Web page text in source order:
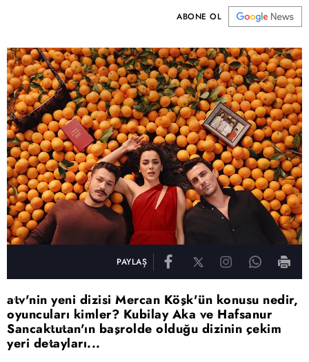
ABONE OL
PAYLAŞ
atv'nin yeni dizisi Mercan Köşk'ün konusu nedir,
oyuncuları kimler? Kubilay Aka ve Hafsanur
Sancaktutan'ın başrolde olduğu dizinin çekim
yeri detayları...